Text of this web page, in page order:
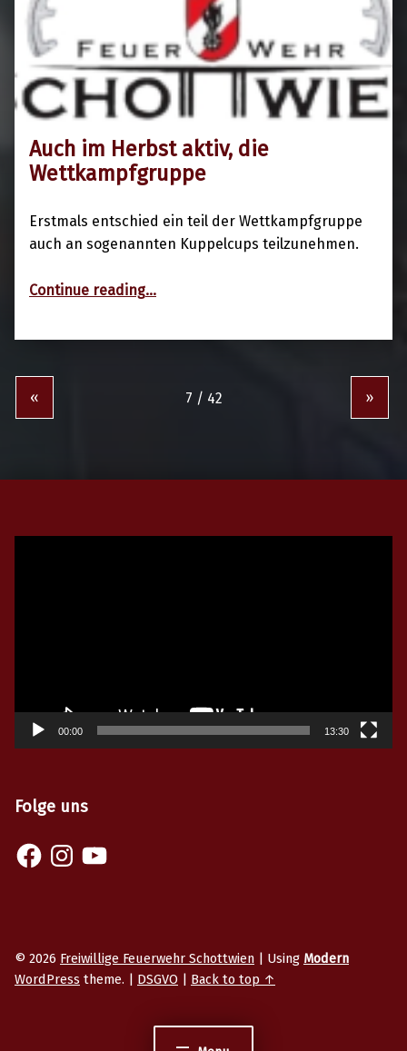
Auch im Herbst aktiv, die
Wettkampfgruppe
Erstmals entschied ein teil der Wettkampfgruppe
auch an sogenannten Kuppelcups teilzunehmen.
Continue reading“Auch im Herbst aktiv, die Wettkampfgruppe”
…
20. Oktober 2024
« »
00:00 13:30
Folge uns
Facebook
© 2026 Freiwillige Feuerwehr Schottwien | Using Modern
WordPress theme. | DSGVO | Back to top ↑